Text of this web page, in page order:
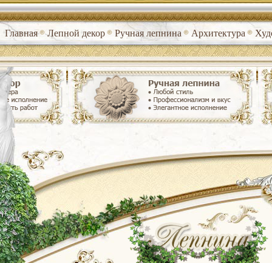
Главная Лепной декор Ручная лепнина Архитектура